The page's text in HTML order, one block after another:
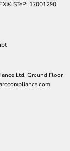
STeP: 17001290
Ltd. Ground Floor